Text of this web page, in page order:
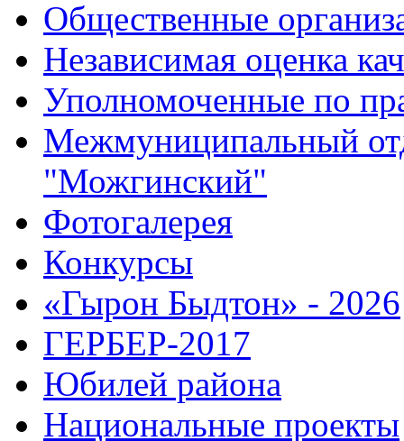
Общественные
Независимая оценка
Уполномоченные по
Межмуниципальный
"Можгинский"
Фотогалерея
Конкурсы
«Гырон Быдтон» - 2026
ГЕРБЕР-2017
Юбилей района
Национальные проекты